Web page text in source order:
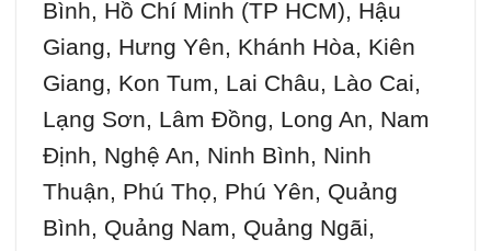
Bình, Hồ Chí Minh (TP HCM), Hậu
Giang, Hưng Yên, Khánh Hòa, Kiên
Giang, Kon Tum, Lai Châu, Lào Cai,
Lạng Sơn, Lâm Đồng, Long An, Nam
Định, Nghệ An, Ninh Bình, Ninh
Thuận, Phú Thọ, Phú Yên, Quảng
Bình, Quảng Nam, Quảng Ngãi,